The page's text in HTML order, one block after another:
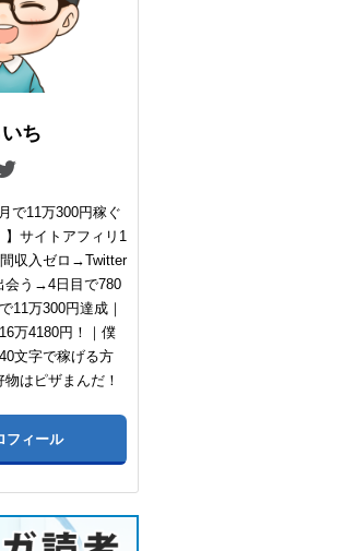
ち
で11万300円稼ぐ
】サイトアフィリ1
収入ゼロ→Twitter
会う→4日目で780
11万300円達成｜
万4180円！｜僕
文字で稼げる方
はピザまんだ！
フィール